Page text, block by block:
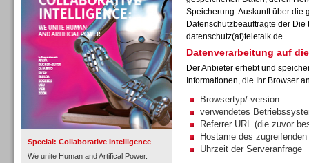
Special: Collaborative Intelligence
We unite Human and Artifical Power.
Inbound
Speicherung. Auskunft über die
Datenschutzbeauftragte der
datenschutz(at)teletalk.de
Datenverarbeitung auf
Der Anbieter erhebt und
Informationen, die Ihr Browser
Browsertyp/-version
verwendetes
Referrer URL (die zuvor
Hostame des
Uhrzeit der Serveranfrage